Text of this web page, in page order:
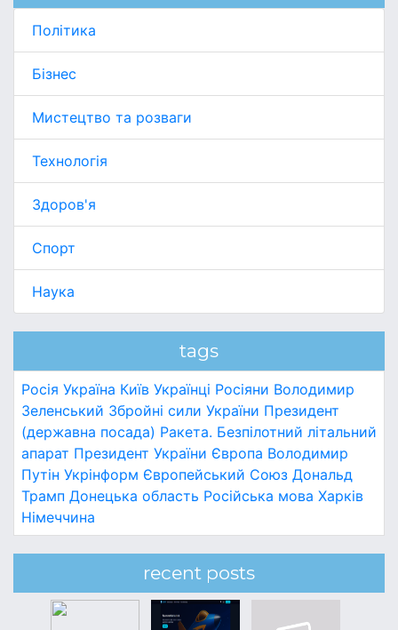
Політика
Бізнес
Мистецтво та розваги
Технологія
Здоров'я
Спорт
Наука
tags
Росія Україна Київ Українці Росіяни Володимир
Зеленський Збройні сили України Президент
(державна посада) Ракета. Безпілотний літальний
апарат Президент України Європа Володимир
Путін Укрінформ Європейський Союз Дональд
Трамп Донецька область Російська мова Харків
Німеччина
recent posts